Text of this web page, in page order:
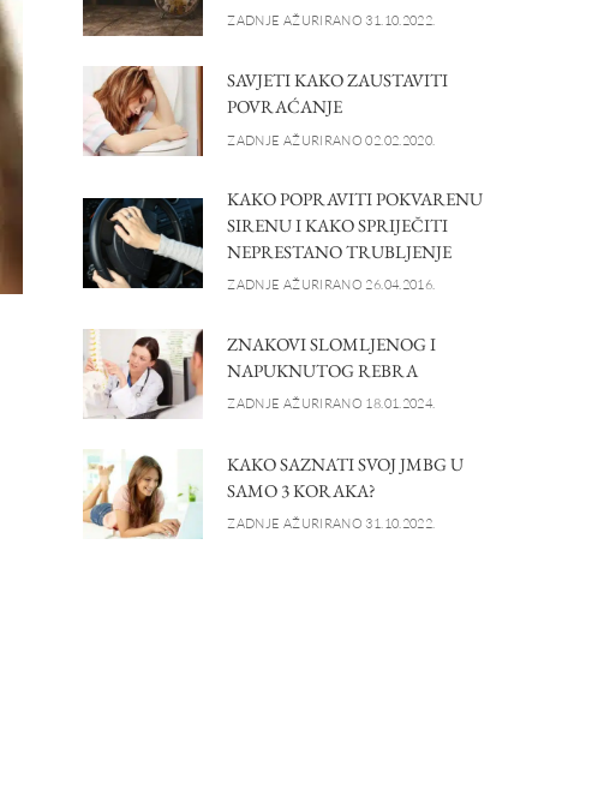
ZADNJE AŽURIRANO 31.10.2022.
SAVJETI KAKO ZAUSTAVITI
POVRAĆANJE
ZADNJE AŽURIRANO 02.02.2020.
KAKO POPRAVITI POKVARENU
SIRENU I KAKO SPRIJEČITI
NEPRESTANO TRUBLJENJE
ZADNJE AŽURIRANO 26.04.2016.
ZNAKOVI SLOMLJENOG I
NAPUKNUTOG REBRA
ZADNJE AŽURIRANO 18.01.2024.
KAKO SAZNATI SVOJ JMBG U
SAMO 3 KORAKA?
ZADNJE AŽURIRANO 31.10.2022.